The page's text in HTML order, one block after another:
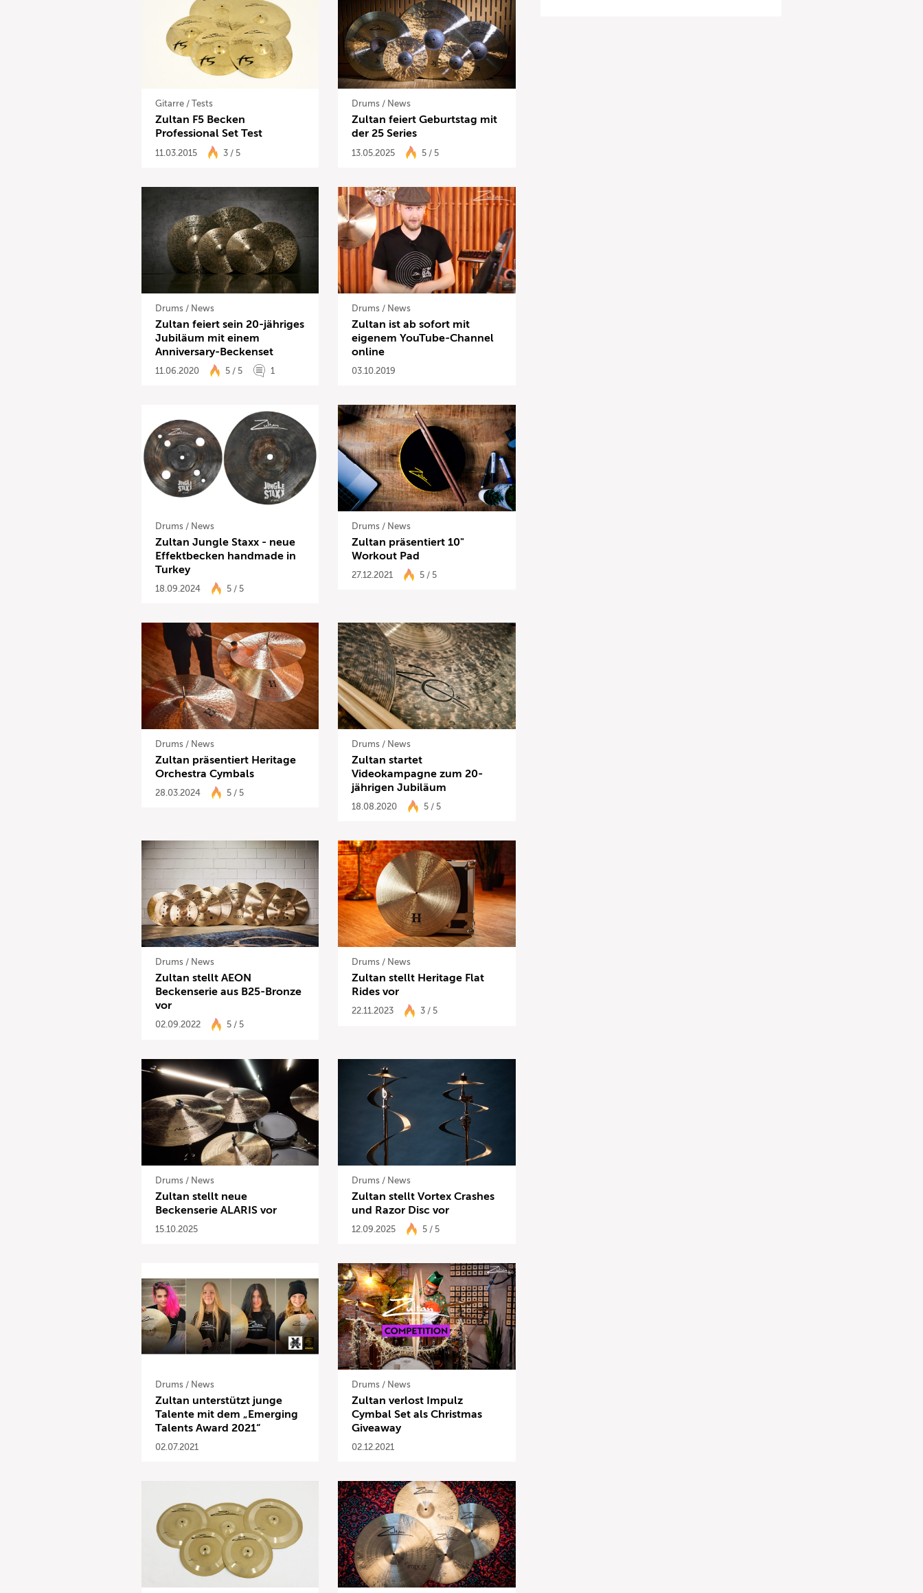
Gitarre/ Tests
Zultan F5 Becken
Professional Set Test
11.03.2015 3 / 5
Drums / News
Zultan feiert Geburtstag mit
der 25 Series
13.05.2025 5 / 5
Drums/ News
Zultan feiert sein 20-jähriges
Jubiläum mit einem
Anniversary-Beckenset
11.06.2020 5 / 5 1
Drums / News
Zultan ist ab sofort mit
eigenem YouTube-Channel
online
03.10.2019
Drums/ News
Zultan Jungle Staxx - neue
Effektbecken handmade in
Turkey
18.09.2024 5 / 5
Drums / News
Zultan präsentiert 10"
Workout Pad
27.12.2021 5 / 5
Drums/ News
Zultan präsentiert Heritage
Orchestra Cymbals
28.03.2024 5 / 5
Drums / News
Zultan startet
Videokampagne zum 20-
jährigen Jubiläum
18.08.2020 5 / 5
Drums/ News
Zultan stellt AEON
Beckenserie aus B25-Bronze
vor
02.09.2022 5 / 5
Drums / News
Zultan stellt Heritage Flat
Rides vor
22.11.2023 3 / 5
Drums/ News
Zultan stellt neue
Beckenserie ALARIS vor
15.10.2025
Drums / News
Zultan stellt Vortex Crashes
und Razor Disc vor
12.09.2025 5 / 5
Drums/ News
Zultan unterstützt junge
Talente mit dem „Emerging
Talents Award 2021“
02.07.2021
Drums / News
Zultan verlost Impulz
Cymbal Set als Christmas
Giveaway
02.12.2021